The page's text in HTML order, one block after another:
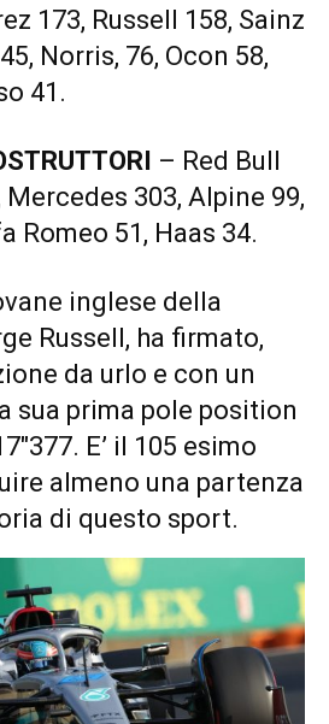
173, Russell 158, Sainz
Norris, 76, Ocon 58,
41.
– Red Bull
Mercedes 303, Alpine 99,
Romeo 51, Haas 34.
inglese della
Russell, ha firmato,
da urlo e con un
sua prima pole position
E’ il 105 esimo
almeno una partenza
di questo sport.